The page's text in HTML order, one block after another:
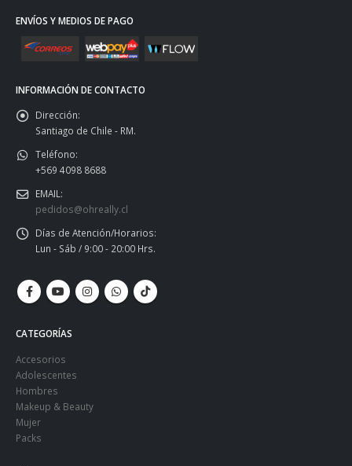
ENVÍOS Y MEDIOS DE PAGO
INFORMACIÓN DE CONTACTO
Dirección:
Santiago de Chile - RM.
Teléfono:
+569 4098 8688
EMAIL:
pedidos@ohreally.cl
Días de Atención/Horarios:
Lun - Sáb / 9:00 - 20:00 Hrs.
CATEGORÍAS
Accesorios
Adolescentes
Hombres
Makeup & Beauty
Mujer
Packs